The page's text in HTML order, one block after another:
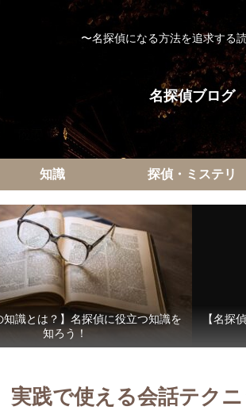
〜名探偵になる方法を追求する
名探偵ブログ
知識 探偵・ミステリ
知識とは？】名探偵に役立つ知識を
知ろう！
【名探
実践で使える会話テク